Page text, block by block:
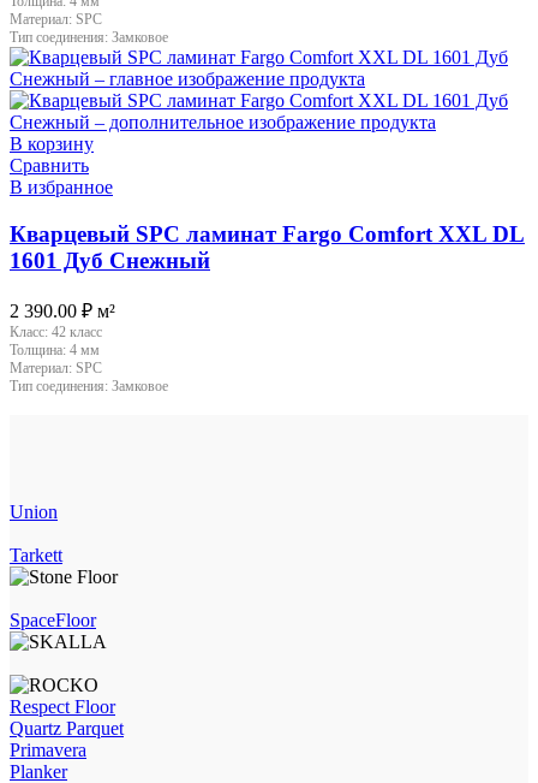
Материал: SPC
Тип соединения: Замковое
В корзину
Сравнить
В избранное
Кварцевый SPC ламинат Fargo Comfort XXL DL
1601 Дуб Снежный
2 390.00 ₽ м²
Класс: 42 класс
Толщина: 4 мм
Материал: SPC
Тип соединения: Замковое
Union
Tarkett
SpaceFloor
Respect Floor
Quartz Parquet
Primavera
Planker